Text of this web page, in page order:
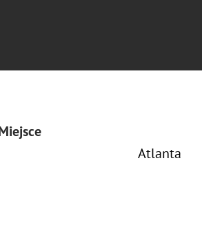
Atlanta